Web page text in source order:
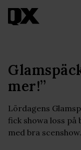
mer!”
Lördagens
fick showa loss
med bra scenshow.